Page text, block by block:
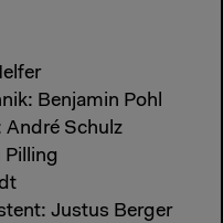
Benjamin Pohl
André Schulz
Pilling
Justus Berger